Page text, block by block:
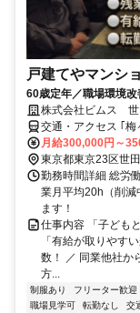
戸建てやマンシ
60歳定年／職場環境
株式会社ビムス 世
交通・アクセス ｢
える社用車を1人1
月給300,000円～
東京都東京23区世
勤務時間詳細 総労
業月平均20h（削
ます！
仕事内容 「子ども
「有給が取りやす
数！ ／ 同業他社か
方...
制服あり フリーター歓迎
職場見学可
転勤なし 交